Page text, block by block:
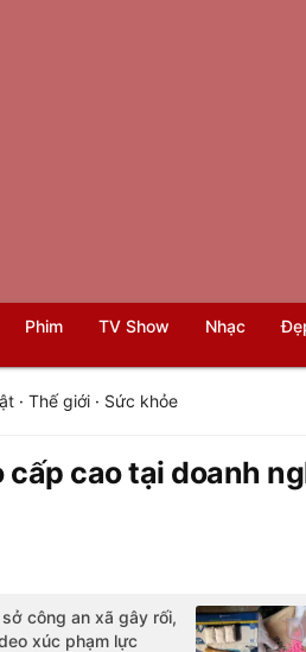
Phim TV Show Nhạc
·Thế giới · Sức khỏe
cấp cao tại doanh
công an xã gây rối,
xúc phạm lực